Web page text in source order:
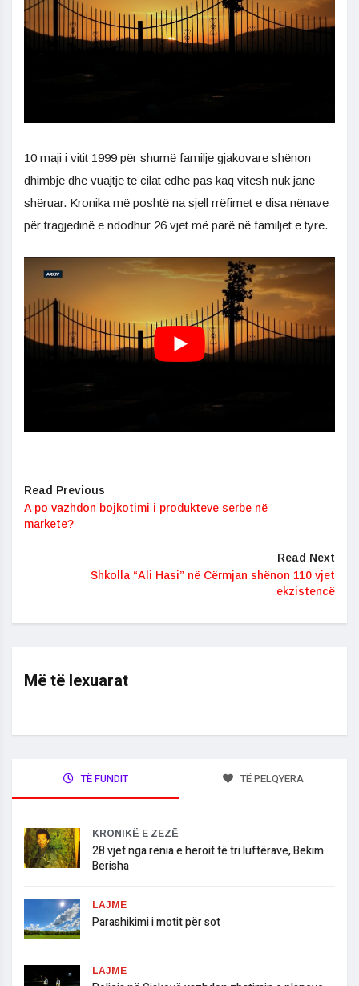
10 maji i vitit 1999 për shumë familje gjakovare shënon
dhimbje dhe vuajtje të cilat edhe pas kaq vitesh nuk janë
shëruar. Kronika më poshtë na sjell rrëfimet e disa nënave
për tragjedinë e ndodhur 26 vjet më parë në familjet e tyre.
Read Previous
A po vazhdon bojkotimi i produkteve serbe në
markete?
Read Next
Shkolla “Ali Hasi” në Cërmjan shënon 110 vjet
ekzistencë
Më të lexuarat
TË FUNDIT TË PELQYERA
KRONIKË E ZEZË
​28 vjet nga rënia e heroit të tri luftërave, Bekim
Berisha
LAJME
Parashikimi i motit për sot
LAJME